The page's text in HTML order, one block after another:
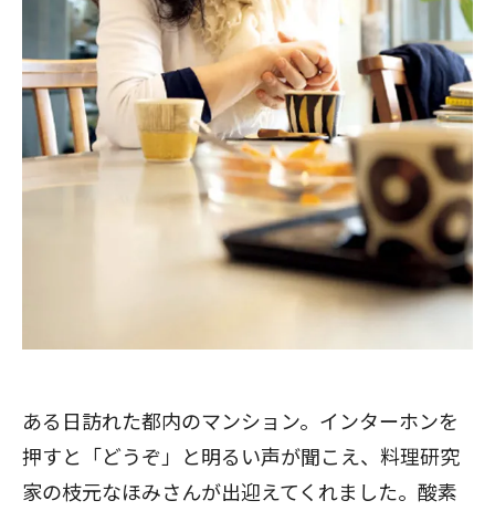
ある日訪れた都内のマンション。インターホンを
押すと「どうぞ」と明るい声が聞こえ、料理研究
家の枝元なほみさんが出迎えてくれました。酸素